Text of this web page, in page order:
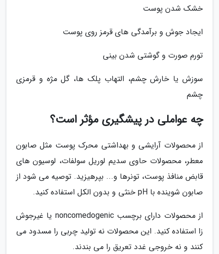
خشک شدن پوست
ایجاد جوش و برآمدگی های قرمز روی پوست
تورم صورت و گوشتی شدن بینی
سوزش یا خارش چشم، التهاب پلک ها، گل مژه و قرمزی
چشم
چه عواملی در پیشگیری مؤثر است؟
از محصولات آرایشی و بهداشتی محرک پوست مثل صابون
معطر، محصولات حاوی سدیم لوریل سولفات، لوسیون های
قابض منافذ پوست، تونرها و... بپرهیزید. توصیه می شود از
صابون شوینده با pH خنثی و بدون الکل استفاده کنید.
از محصولات دارای برچسب noncomedogenic یا غیرجوش
زا استفاده کنید. این محصولات نه تولید چربی را مسدود می
کنند و نه خروجی غدد تعریق را می بندند.